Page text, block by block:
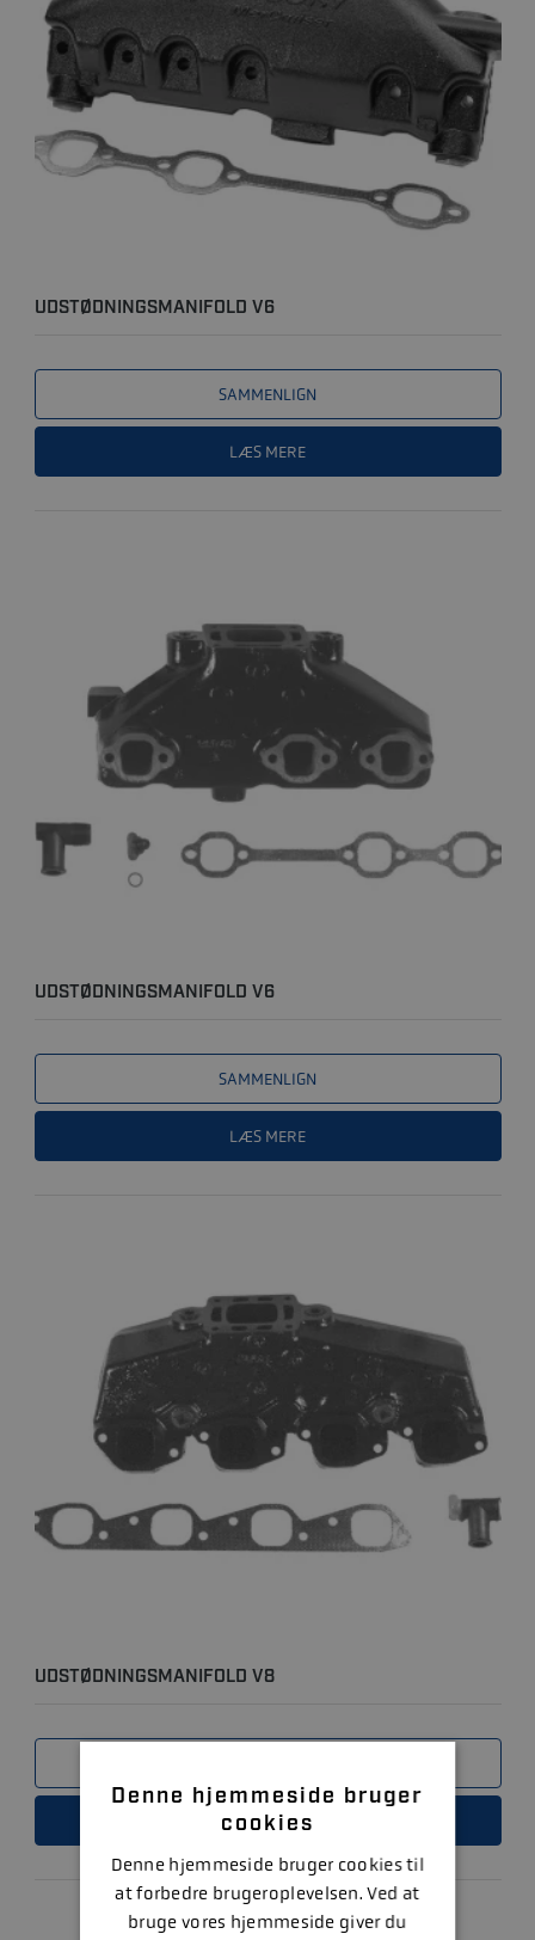
UDSTØDNINGSMANIFOLD V6
SAMMENLIGN
LÆS MERE
UDSTØDNINGSMANIFOLD V6
SAMMENLIGN
LÆS MERE
UDSTØDNINGSMANIFOLD V8
LÆS MERE
Denne hjemmeside bruger
cookies
Denne hjemmeside bruger cookies til
at forbedre brugeroplevelsen. Ved at
bruge vores hjemmeside giver du